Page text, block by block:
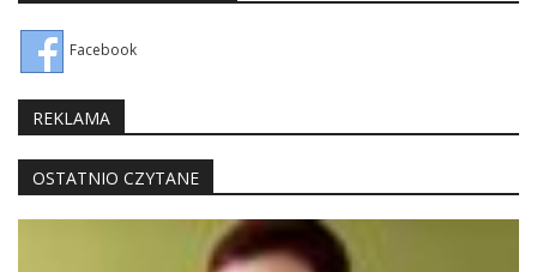
Facebook
REKLAMA
OSTATNIO CZYTANE